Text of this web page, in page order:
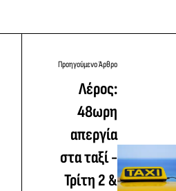
Προηγούμενο Άρθρο
Λέρος:
48ωρη
απεργία
στα ταξί -
Τρίτη 2 &